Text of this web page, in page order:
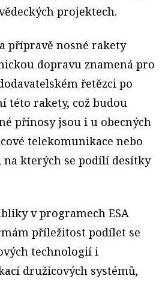
projektech.
přípravě nosné rakety
dopravu znamená pro
řetězci po
této rakety, což budou
přínosy jsou i u obecných
telekomunikace nebo
na kterých se podílí desítky
v programech ESA
příležitost podílet se
technologií i
družicových systémů,